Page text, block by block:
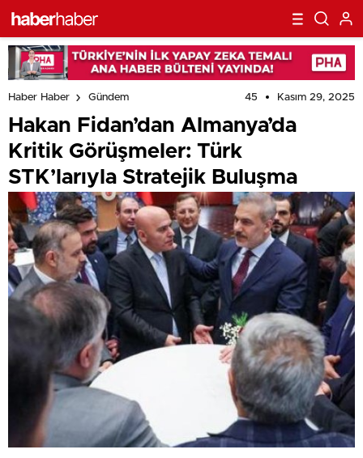
Haber Haber Gündem 45 Kasım 29, 2025
Hakan Fidan’dan Almanya’da
Kritik Görüşmeler: Türk
STK’larıyla Stratejik Buluşma